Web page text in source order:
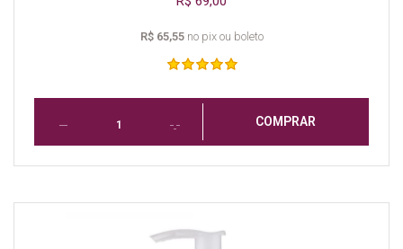
R$ 65,55no pix ou boleto
COMPRAR